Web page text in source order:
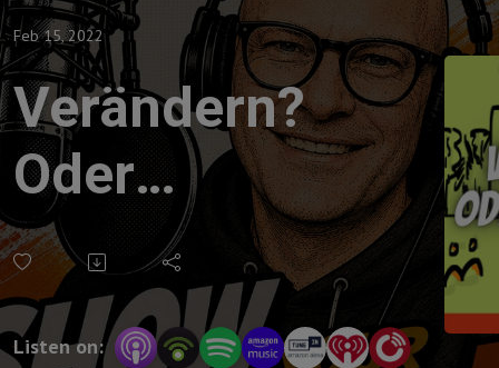
Feb 15, 2022
Verändern?
Oder
Abtreten?
Listen on: